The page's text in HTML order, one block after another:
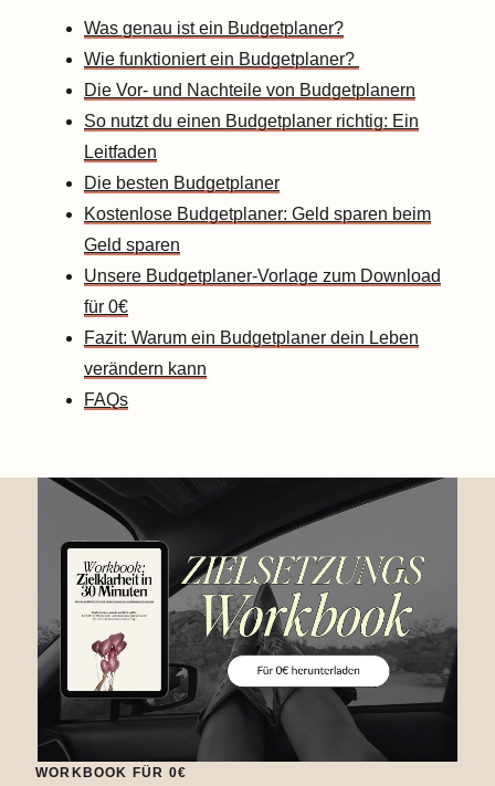
Was genau ist ein Budgetplaner?
Wie funktioniert ein Budgetplaner?
Die Vor- und Nachteile von Budgetplanern
So nutzt du einen Budgetplaner richtig: Ein
Leitfaden
Die besten Budgetplaner
Kostenlose Budgetplaner: Geld sparen beim
Geld sparen
Unsere Budgetplaner-Vorlage zum Download
für 0€
Fazit: Warum ein Budgetplaner dein Leben
verändern kann
FAQs
WORKBOOK FÜR 0€